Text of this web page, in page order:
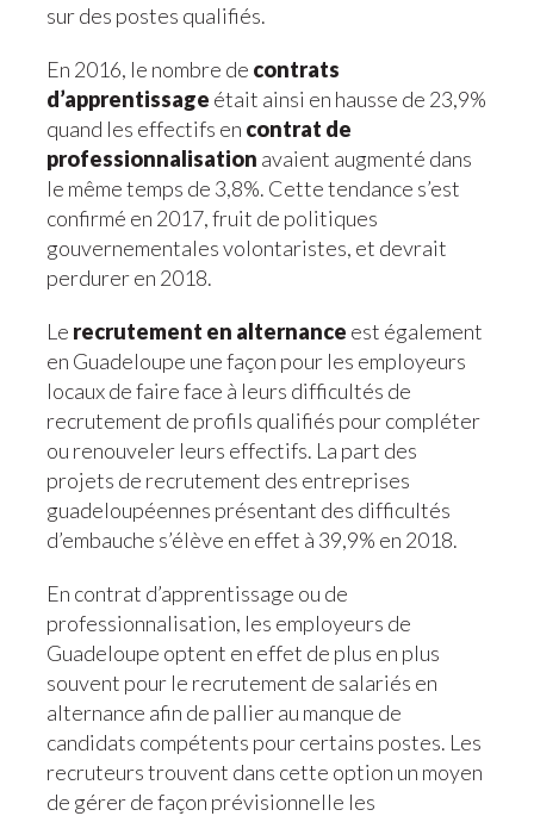
sur des postes qualifiés.
En 2016, le nombre de contrats
d’apprentissage était ainsi en hausse de 23,9%
quand les effectifs en contrat de
professionnalisation avaient augmenté dans
le même temps de 3,8%. Cette tendance s’est
confirmé en 2017, fruit de politiques
gouvernementales volontaristes, et devrait
perdurer en 2018.
Le recrutement en alternance est également
en Guadeloupe une façon pour les employeurs
locaux de faire face à leurs difficultés de
recrutement de profils qualifiés pour compléter
ou renouveler leurs effectifs. La part des
projets de recrutement des entreprises
guadeloupéennes présentant des difficultés
d’embauche s’élève en effet à 39,9% en 2018.
En contrat d’apprentissage ou de
professionnalisation, les employeurs de
Guadeloupe optent en effet de plus en plus
souvent pour le recrutement de salariés en
alternance afin de pallier au manque de
candidats compétents pour certains postes. Les
recruteurs trouvent dans cette option un moyen
de gérer de façon prévisionnelle les